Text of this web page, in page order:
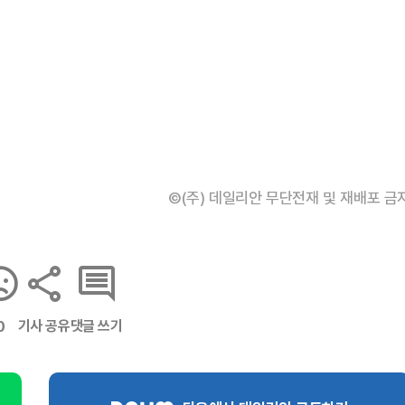
©(주) 데일리안 무단전재 및 재배포 금
기사 공유댓글 쓰기